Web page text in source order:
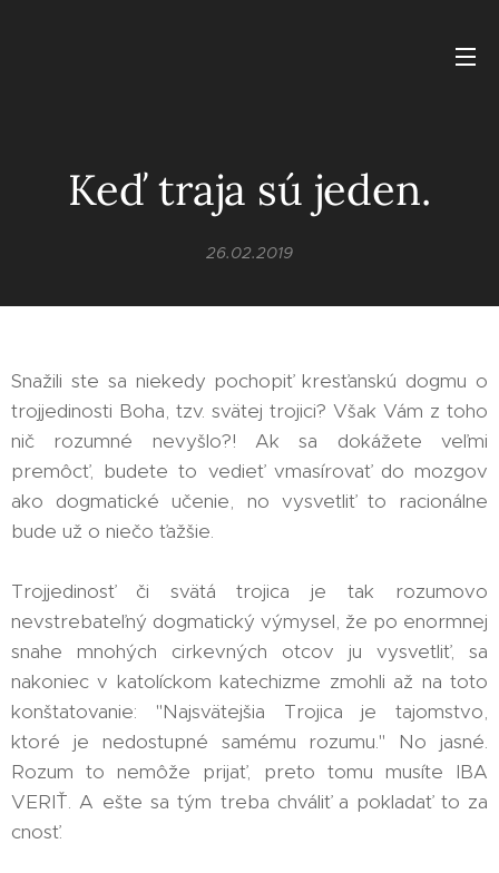
Keď traja sú jeden.
26.02.2019
Snažili ste sa niekedy pochopiť kresťanskú dogmu o
trojjedinosti Boha, tzv. svätej trojici? Však Vám z toho
nič rozumné nevyšlo?! Ak sa dokážete veľmi
premôcť, budete to vedieť vmasírovať do mozgov
ako dogmatické učenie, no vysvetliť to racionálne
bude už o niečo ťažšie.
Trojjedinosť či svätá trojica je tak rozumovo
nevstrebateľný dogmatický výmysel, že po enormnej
snahe mnohých cirkevných otcov ju vysvetliť, sa
nakoniec v katolíckom katechizme zmohli až na toto
konštatovanie: "Najsvätejšia Trojica je tajomstvo,
ktoré je nedostupné samému rozumu." No jasné.
Rozum to nemôže prijať, preto tomu musíte IBA
VERIŤ. A ešte sa tým treba chváliť a pokladať to za
cnosť.